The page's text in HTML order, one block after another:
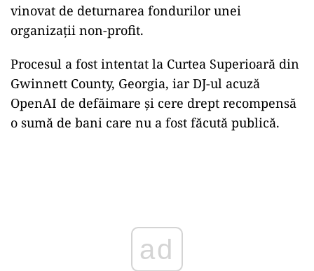
vinovat de deturnarea fondurilor unei
organizaţii non-profit.
Procesul a fost intentat la Curtea Superioară din
Gwinnett County, Georgia, iar DJ-ul acuză
OpenAI de defăimare şi cere drept recompensă
o sumă de bani care nu a fost făcută publică.